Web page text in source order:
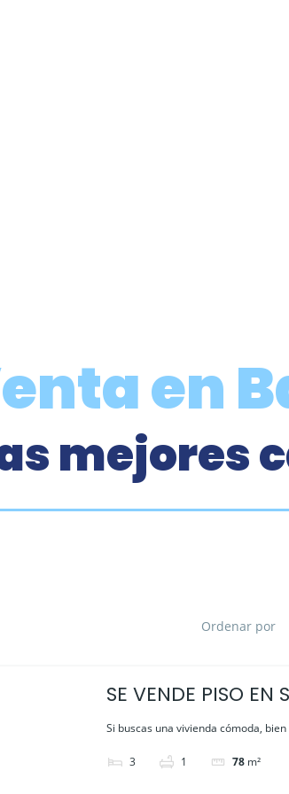
en
mejores
Ordenar por
SE VENDE PISO EN
BADAJOZ
Si buscas una vivienda cómoda,
3 1 78 m²